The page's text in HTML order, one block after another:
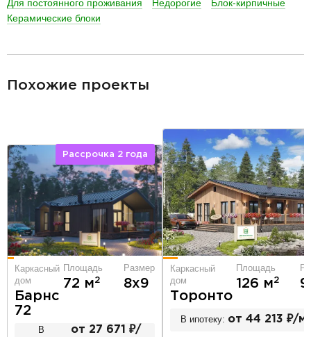
Для постоянного проживания
Недорогие
Блок-кирпичные
Керамические блоки
Похожие проекты
Рассрочка 2 года
Каркасный
дом
Барнс
72
Площадь
72 м2
Размер
8х9
В
от 27 671 ₽/
Каркасный
дом
Торонто
Площадь
126 м2
В ипотеку: от 44 213 ₽/